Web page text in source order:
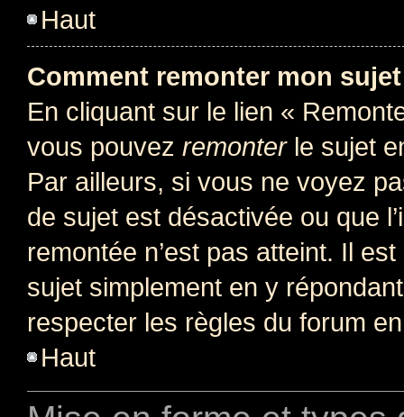
Haut
Comment remonter mon
En cliquant sur le lien «
vous pouvez remonterle sujet
Par ailleurs, si vous ne voyez
de sujet est désactivée ou que
remontée n’est pas atteint. Il
sujet simplement en y
respecter les règles du forum
Haut